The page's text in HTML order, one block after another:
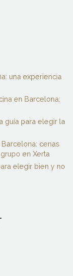
una experiencia
en Barcelona:
guía para elegir la
cenas
en Xerta
elegir bien y no